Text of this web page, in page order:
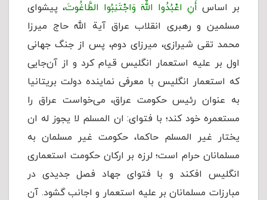
بر اساس أَنِ اعْبُدُوا اللَّهَ وَاجْتَنِبُوا الطَّاغُوتَ، پیشوای
مسلمین و رهبری انقلاب عراق آیة الله حاج میرزا
محمد تقی شیرازی، میرزای دوم، پس از جنگ جهانی
اول بر علیه استعمار انگلیس قیام کرد و از آن‌جایی
که استعمار انگلیس با معرفی نماینده دولت بریتانیا
به عنوان رئیس حکومت عراق، می‌خواست عراق را
مستعمره خود کند؛ با فتوای: ان المسلم لا یجوز له ان
یختار غیر المسلم حاکما، حکومت غیر مسلمان به
مسلمانان حرام است؛ لرزه بر ارکان حکومت استعماری
انگلیس افکند و با فتوای جهاد فصل جدیدی در
مبارزات مسلمانان بر علیه استعمار و اجانب گشود. آن